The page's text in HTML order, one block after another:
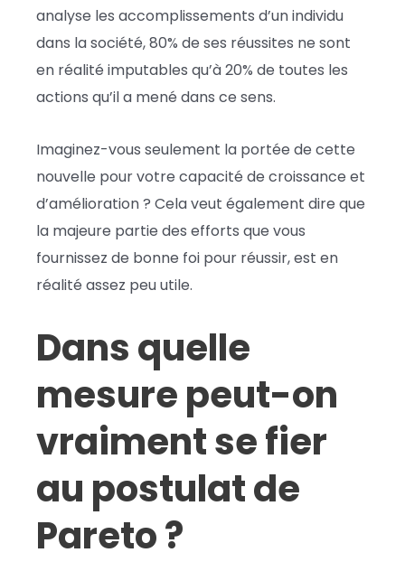
analyse les accomplissements d’un individu
dans la société, 80% de ses réussites ne sont
en réalité imputables qu’à 20% de toutes les
actions qu’il a mené dans ce sens.
Imaginez-vous seulement la portée de cette
nouvelle pour votre capacité de croissance et
d’amélioration ? Cela veut également dire que
la majeure partie des efforts que vous
fournissez de bonne foi pour réussir, est en
réalité assez peu utile.
Dans quelle
mesure peut-on
vraiment se fier
au postulat de
Pareto ?